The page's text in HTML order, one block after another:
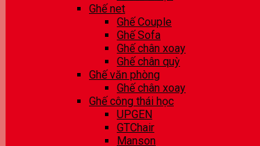
Ghế net
Ghế Couple
Ghế Sofa
Ghế chân xoay
Ghế chân quỳ
Ghế văn phòng
Ghế chân xoay
Ghế công thái học
UPGEN
GTChair
Manson